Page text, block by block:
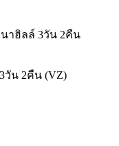
วัน 2คืน (VZ)